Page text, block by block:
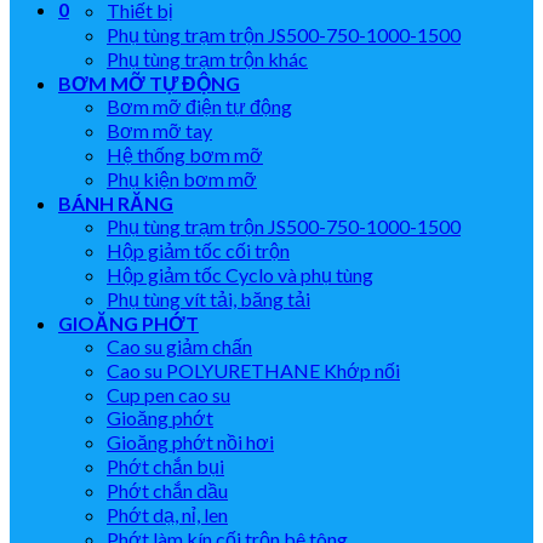
0
Thiết bị
Phụ tùng trạm trộn JS500-750-1000-1500
Phụ tùng trạm trộn khác
BƠM MỠ TỰ ĐỘNG
Bơm mỡ điện tự động
Bơm mỡ tay
Hệ thống bơm mỡ
Phụ kiện bơm mỡ
BÁNH RĂNG
Phụ tùng trạm trộn JS500-750-1000-1500
Hộp giảm tốc cối trộn
Hộp giảm tốc Cyclo và phụ tùng
Phụ tùng vít tải, băng tải
GIOĂNG PHỚT
Cao su giảm chấn
Cao su POLYURETHANE Khớp nối
Cup pen cao su
Gioăng phớt
Gioăng phớt nồi hơi
Phớt chắn bụi
Phớt chắn dầu
Phớt dạ, nỉ, len